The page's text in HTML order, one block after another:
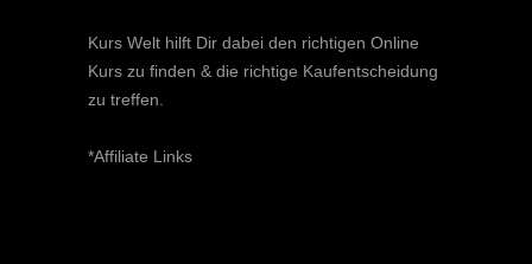
Kurs Welt hilft Dir dabei den richtigen Online
Kurs zu finden & die richtige Kaufentscheidung
zu treffen.
*Affiliate Links